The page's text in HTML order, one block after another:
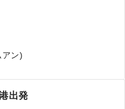
アン)
出発